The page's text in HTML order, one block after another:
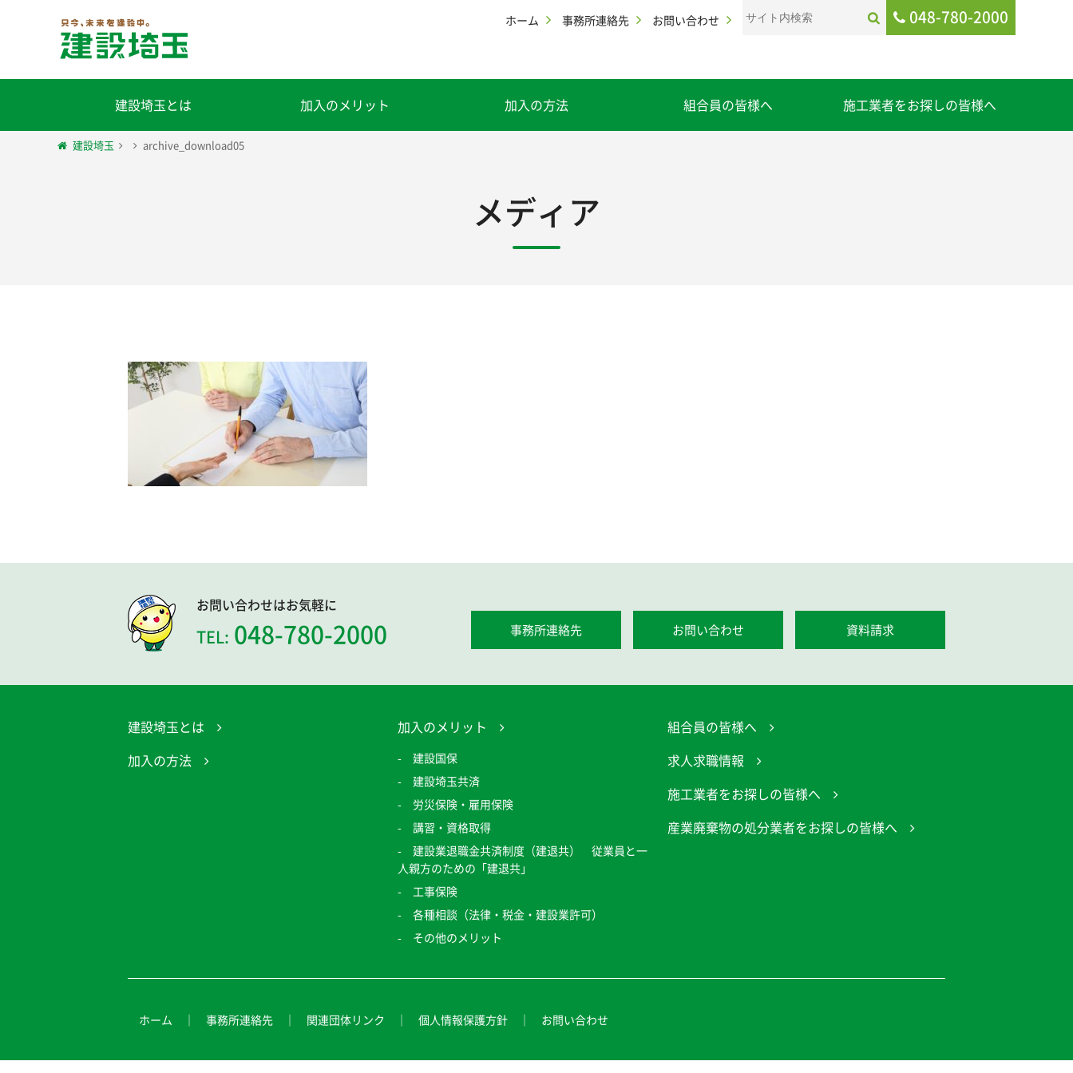
ホーム 事務所連絡先 お問い合わせ 048-780-2000
建設埼玉とは 加入のメリット 加入の方法 組合員の皆様へ 施工業者をお探しの皆様へ
建設埼玉 archive_download05
メディア
お問い合わせはお気軽に
TEL: 048-780-2000 事務所連絡先 お問い合わせ 資料請求
建設埼玉とは
加入の方法
加入のメリット
建設国保
建設埼玉共済
労災保険・雇用保険
講習・資格取得
建設業退職金共済制度（建退共） 従業員と一
人親方のための「建退共」
工事保険
各種相談（法律・税金・建設業許可）
その他のメリット
組合員の皆様へ
求人求職情報
施工業者をお探しの皆様へ
産業廃棄物の処分業者をお探しの皆様へ
ホーム 事務所連絡先 関連団体リンク 個人情報保護方針 お問い合わせ